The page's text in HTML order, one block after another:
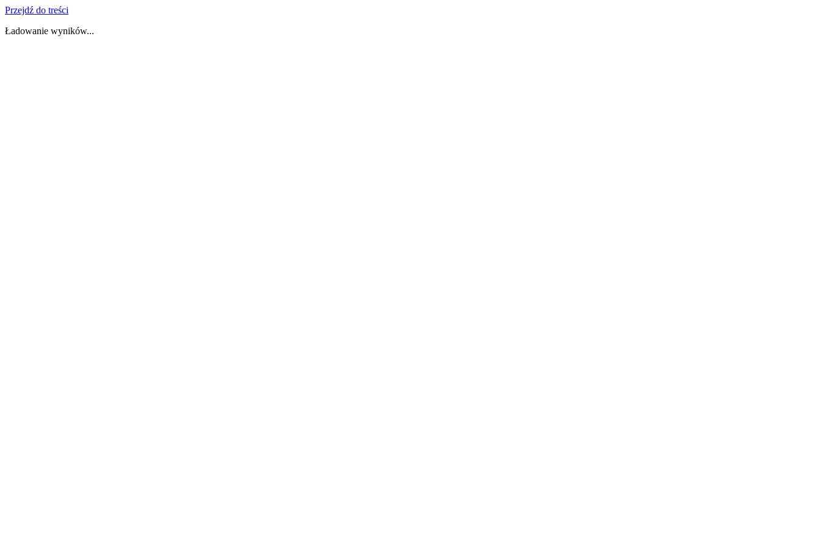
Przejdź do treści
Ładowanie wyników...